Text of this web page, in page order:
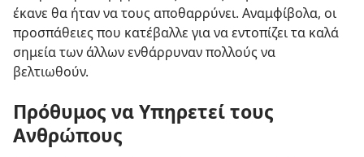
έκανε θα ήταν να τους αποθαρρύνει. Αναμφίβολα, οι
προσπάθειες που κατέβαλλε για να εντοπίζει τα καλά
σημεία των άλλων ενθάρρυναν πολλούς να
βελτιωθούν.
Πρόθυμος να Υπηρετεί τους
Ανθρώπους